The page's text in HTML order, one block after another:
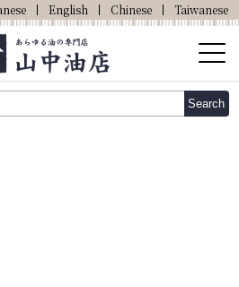
English Chinese Taiwanese
Search